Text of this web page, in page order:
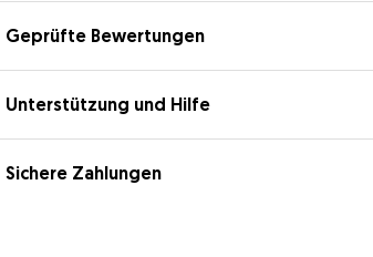
Geprüfte Bewertungen
Unterstützung und Hilfe
Sichere Zahlungen